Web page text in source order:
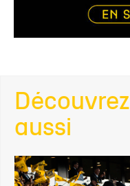
Découvrez
aussi